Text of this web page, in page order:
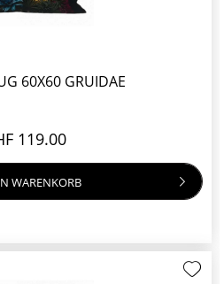
60X60 GRUIDAE
119.00
WARENKORB